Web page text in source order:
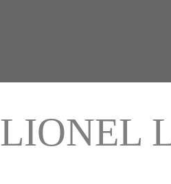
LIONEL